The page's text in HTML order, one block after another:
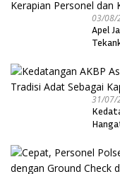
03/08/
Apel
31/07/